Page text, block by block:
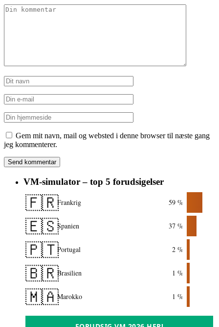
Gem mit navn, mail og websted i denne browser til næste gang
jeg kommenterer.
VM-simulator – top 5 forudsigelser
🇫🇷Frankrig 59 %
🇪🇸Spanien 37 %
🇵🇹Portugal 2 %
🇧🇷Brasilien 1 %
🇲🇦Marokko 1 %